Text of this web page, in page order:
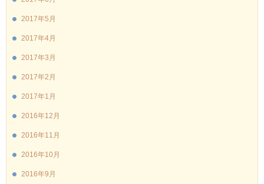
2017年5月
2017年4月
2017年3月
2017年2月
2017年1月
2016年12月
2016年11月
2016年10月
2016年9月